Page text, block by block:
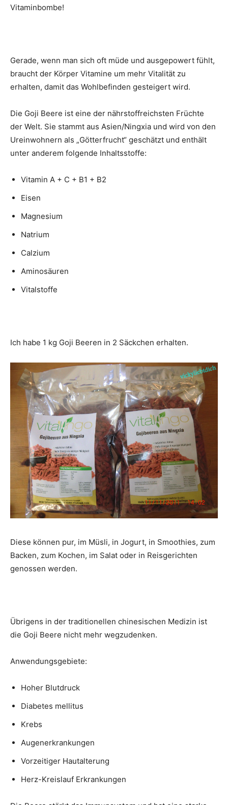
Vitaminbombe!
Gerade, wenn man sich oft müde und ausgepowert fühlt,
braucht der Körper Vitamine um mehr Vitalität zu
erhalten, damit das Wohlbefinden gesteigert wird.
Die Goji Beere ist eine der nährstoffreichsten Früchte
der Welt. Sie stammt aus Asien/Ningxia und wird von den
Ureinwohnern als „Götterfrucht“ geschätzt und enthält
unter anderem folgende Inhaltsstoffe:
Vitamin A + C + B1 + B2
Eisen
Magnesium
Natrium
Calzium
Aminosäuren
Vitalstoffe
Ich habe 1 kg Goji Beeren in 2 Säckchen erhalten.
Diese können pur, im Müsli, in Jogurt, in Smoothies, zum
Backen, zum Kochen, im Salat oder in Reisgerichten
genossen werden.
Übrigens in der traditionellen chinesischen Medizin ist
die Goji Beere nicht mehr wegzudenken.
Anwendungsgebiete:
Hoher Blutdruck
Diabetes mellitus
Krebs
Augenerkrankungen
Vorzeitiger Hautalterung
Herz-Kreislauf Erkrankungen